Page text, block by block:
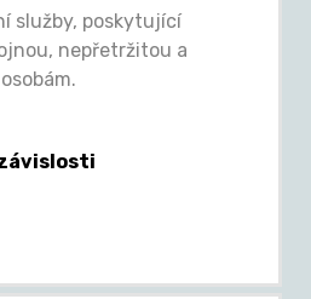
služby, poskytující
nepřetržitou a